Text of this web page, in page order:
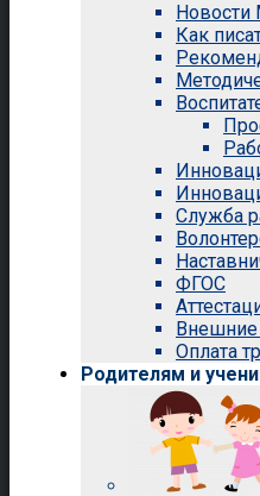
Новости
Как
Служба
ФГОС
Оплата
Родителям и